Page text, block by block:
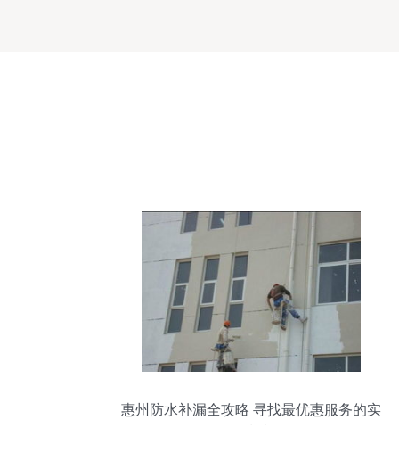
惠州防水补漏全攻略 寻找最优惠服务的实